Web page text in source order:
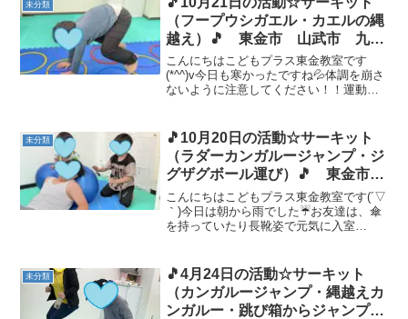
未分類
（フープウシガエル・カエルの縄
越え）🎵 東金市 山武市 九十
九里町 放課後等デイサービス
児童発達支援 運動療育 教室見
学
こんにちはこどもプラス東金教室です
(*^^)v今日も寒かったですね💦体調を崩さ
ないように注意してください！！運動あ
シガエルは、上手にウシガエルになりき
る事ができました(*...
未分類
🎵10月20日の活動☆サーキット
（ラダーカンガルージャンプ・ジ
グザグボール運び）🎵 東金市
山武市 九十九里町 放課後等デ
イサービス 児童発達支援 運動
療育 教室見学
こんにちはこどもプラス東金教室です(´▽
｀)今日は朝から雨でした☔お友達は、傘
を持っていたり長靴姿で元気に入室
で引っかけている姿を見ると、成長して
るなぁ(´▽｀*)...
未分類
🎵4月24日の活動☆サーキット
（カンガルージャンプ・縄越えカ
ンガルー・跳び箱からジャンプ）